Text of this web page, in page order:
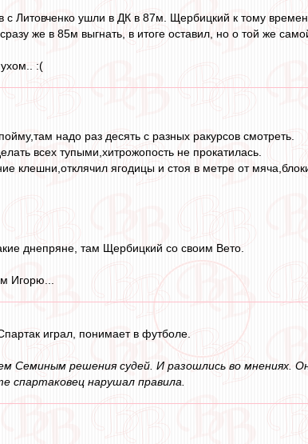
с Литовченко ушли в ДК в 87м. Щербицкий к тому
же в 85м выгнать, в итоге оставил, но о той же
:(
надо раз десять с разных ракурсов смотреть.
всех тупыми,хитрожопость не прокатилась.
клешни,отклячил ягодицы и стоя в метре от
днепряне, там Щербицкий со своим Вето.
Игорю...
играл, понимает в футболе.
Семиным решения судей. И разошлись во мнениях.
нарушал правила.